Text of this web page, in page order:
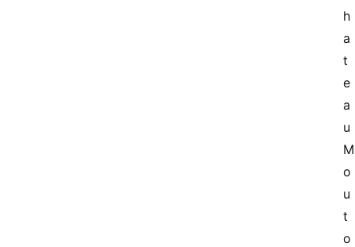
h
a
t
e
a
u
M
o
u
t
o